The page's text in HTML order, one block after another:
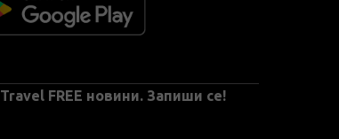
Travel FREE новини. Запиши се!